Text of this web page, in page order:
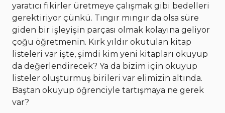
yaratıcı fikirler üretmeye çalışmak gibi bedelleri
gerektiriyor çünkü. Tıngır mıngır da olsa süre
giden bir işleyişin parçası olmak kolayına geliyor
çoğu öğretmenin. Kırk yıldır okutulan kitap
listeleri var işte, şimdi kim yeni kitapları okuyup
da değerlendirecek? Ya da bizim için okuyup
listeler oluşturmuş birileri var elimizin altında.
Baştan okuyup öğrenciyle tartışmaya ne gerek
var?